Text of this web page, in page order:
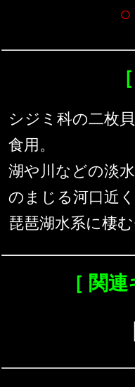
○
シジミ科の二枚貝
食用。
湖や川などの淡
のまじる河口近
琵琶湖水系に棲
［ 関